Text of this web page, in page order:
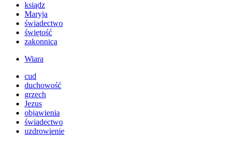
ksiądz
Maryja
świadectwo
świętość
zakonnica
Wiara
cud
duchowość
grzech
Jezus
objawienia
świadectwo
uzdrowienie